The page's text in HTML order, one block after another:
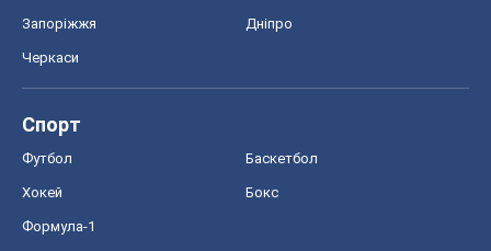
Запоріжжя Дніпро
Черкаси
Спорт
Футбол Баскетбол
Хокей Бокс
Формула-1